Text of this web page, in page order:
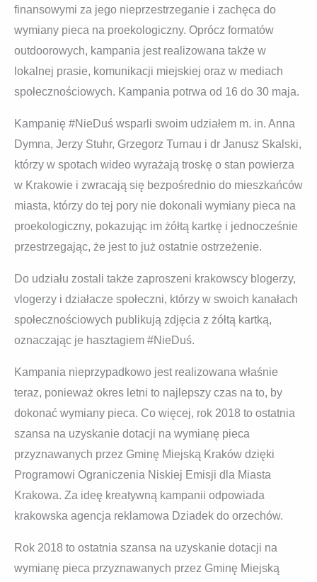
finansowymi za jego nieprzestrzeganie i zachęca do
wymiany pieca na proekologiczny. Oprócz formatów
outdoorowych, kampania jest realizowana także w
lokalnej prasie, komunikacji miejskiej oraz w mediach
społecznościowych. Kampania potrwa od 16 do 30 maja.
Kampanię #NieDuś wsparli swoim udziałem m. in. Anna
Dymna, Jerzy Stuhr, Grzegorz Turnau i dr Janusz Skalski,
którzy w spotach wideo wyrażają troskę o stan powierza
w Krakowie i zwracają się bezpośrednio do mieszkańców
miasta, którzy do tej pory nie dokonali wymiany pieca na
proekologiczny, pokazując im żółtą kartkę i jednocześnie
przestrzegając, że jest to już ostatnie ostrzeżenie.
Do udziału zostali także zaproszeni krakowscy blogerzy,
vlogerzy i działacze społeczni, którzy w swoich kanałach
społecznościowych publikują zdjęcia z żółtą kartką,
oznaczając je hasztagiem #NieDuś.
Kampania nieprzypadkowo jest realizowana właśnie
teraz, ponieważ okres letni to najlepszy czas na to, by
dokonać wymiany pieca. Co więcej, rok 2018 to ostatnia
szansa na uzyskanie dotacji na wymianę pieca
przyznawanych przez Gminę Miejską Kraków dzięki
Programowi Ograniczenia Niskiej Emisji dla Miasta
Krakowa. Za ideę kreatywną kampanii odpowiada
krakowska agencja reklamowa Dziadek do orzechów.
Rok 2018 to ostatnia szansa na uzyskanie dotacji na
wymianę pieca przyznawanych przez Gminę Miejską